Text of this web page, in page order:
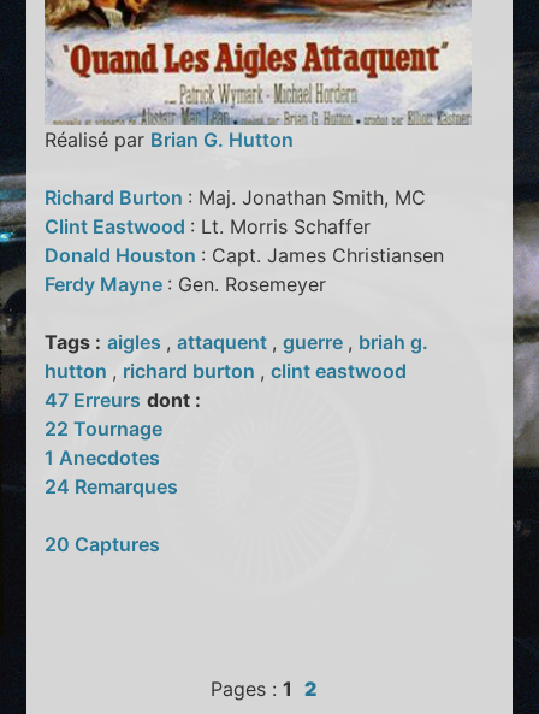
Réalisé par Brian G. Hutton
Richard Burton : Maj. Jonathan Smith, MC
Clint Eastwood : Lt. Morris Schaffer
Donald Houston : Capt. James Christiansen
Ferdy Mayne : Gen. Rosemeyer
Tags : aigles ,attaquent ,guerre , briah g.
hutton , richard burton ,clint eastwood
47 Erreurs dont :
22 Tournage
1 Anecdotes
24 Remarques
20 Captures
Pages : 1 2